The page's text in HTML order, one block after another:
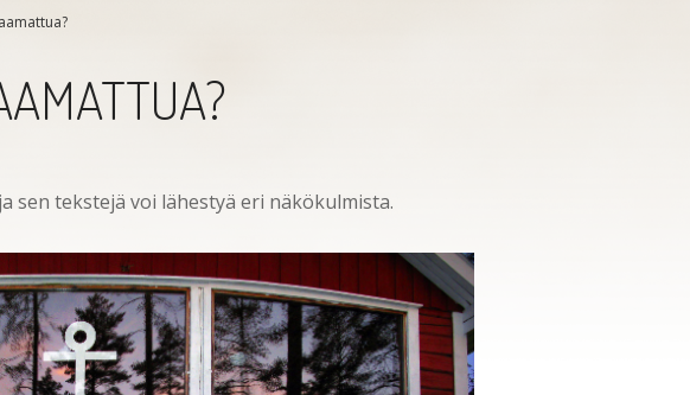
sen tekstejä voi lähestyä eri näkökulmista.